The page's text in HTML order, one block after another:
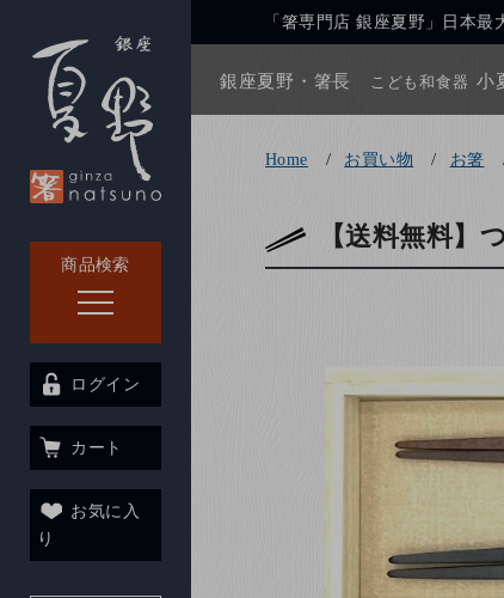
商品検索
「箸専門店 銀座夏野」日本最
銀座夏野・箸長 こども和食器 小
ログイン
カート
お気に入
り
Home お買い物 お箸
【送料無料